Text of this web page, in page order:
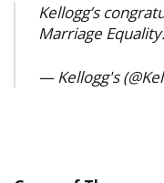
Kellogg’s
Marriage
— Kellogg's